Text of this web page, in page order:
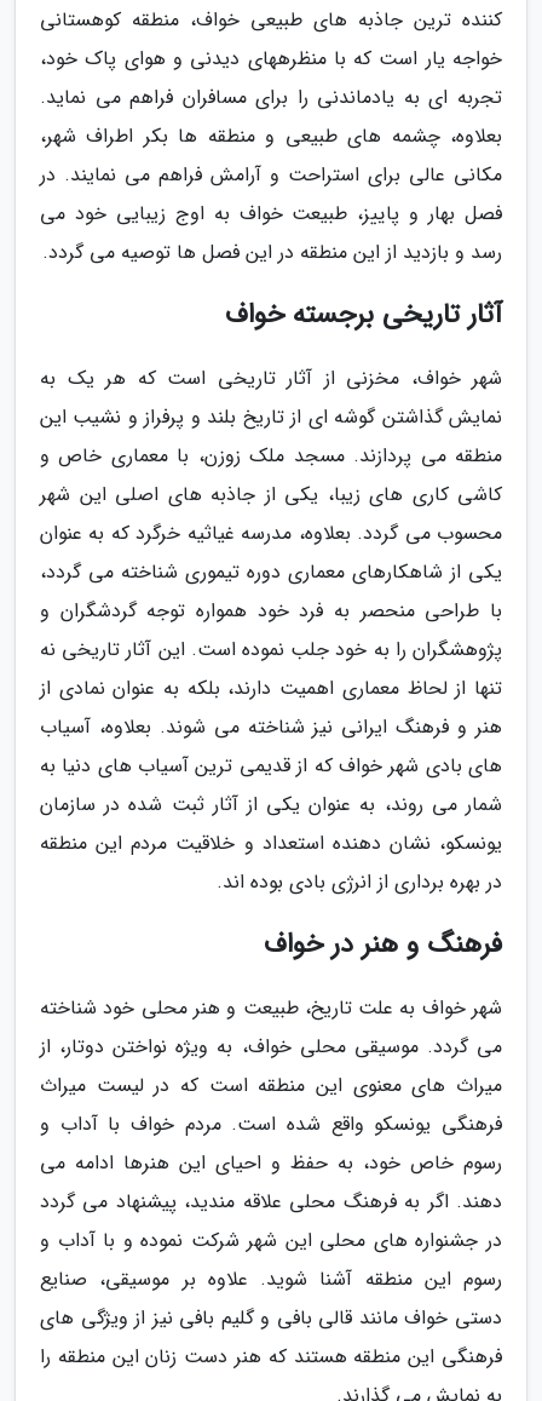
کننده ترین جاذبه های طبیعی خواف، منطقه کوهستانی
خواجه یار است که با منظرههای دیدنی و هوای پاک خود،
تجربه ای به یادماندنی را برای مسافران فراهم می نماید.
بعلاوه، چشمه های طبیعی و منطقه ها بکر اطراف شهر،
مکانی عالی برای استراحت و آرامش فراهم می نمایند. در
فصل بهار و پاییز، طبیعت خواف به اوج زیبایی خود می
رسد و بازدید از این منطقه در این فصل ها توصیه می گردد.
آثار تاریخی برجسته خواف
شهر خواف، مخزنی از آثار تاریخی است که هر یک به
نمایش گذاشتن گوشه ای از تاریخ بلند و پرفراز و نشیب این
منطقه می پردازند. مسجد ملک زوزن، با معماری خاص و
کاشی کاری های زیبا، یکی از جاذبه های اصلی این شهر
محسوب می گردد. بعلاوه، مدرسه غیاثیه خرگرد که به عنوان
یکی از شاهکارهای معماری دوره تیموری شناخته می گردد،
با طراحی منحصر به فرد خود همواره توجه گردشگران و
پژوهشگران را به خود جلب نموده است. این آثار تاریخی نه
تنها از لحاظ معماری اهمیت دارند، بلکه به عنوان نمادی از
هنر و فرهنگ ایرانی نیز شناخته می شوند. بعلاوه، آسیاب
های بادی شهر خواف که از قدیمی ترین آسیاب های دنیا به
شمار می روند، به عنوان یکی از آثار ثبت شده در سازمان
یونسکو، نشان دهنده استعداد و خلاقیت مردم این منطقه
در بهره برداری از انرژی بادی بوده اند.
فرهنگ و هنر در خواف
شهر خواف به علت تاریخ، طبیعت و هنر محلی خود شناخته
می گردد. موسیقی محلی خواف، به ویژه نواختن دوتار، از
میراث های معنوی این منطقه است که در لیست میراث
فرهنگی یونسکو واقع شده است. مردم خواف با آداب و
رسوم خاص خود، به حفظ و احیای این هنرها ادامه می
دهند. اگر به فرهنگ محلی علاقه مندید، پیشنهاد می گردد
در جشنواره های محلی این شهر شرکت نموده و با آداب و
رسوم این منطقه آشنا شوید. علاوه بر موسیقی، صنایع
دستی خواف مانند قالی بافی و گلیم بافی نیز از ویژگی های
فرهنگی این منطقه هستند که هنر دست زنان این منطقه را